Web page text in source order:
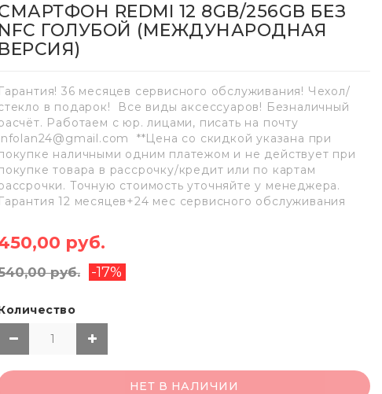
REDMI 12 8GB/256GB БЕЗ
NFC ГОЛУБОЙ (МЕЖДУНАРОДНАЯ
ВЕРСИЯ)
Гарантия! 36 месяцев сервисного обслуживания! Чехол/
в подарок! Все виды аксессуаров! Безналичный
Работаем с юр. лицами, писать на почту
**Цена со скидкой указана при
наличными одним платежом и не действует при
товара в рассрочку/кредит или по картам
Точную стоимость уточняйте у менеджера.
Гарантия 12 месяцев+24 мес сервисного обслуживания
руб.
руб. -17%
НЕТ В НАЛИЧИИ